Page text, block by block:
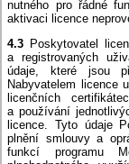
nutného pro řádné
aktivaci licence
4.3 Poskytovatel
a registrovaných
údaje, které jsou
Nabyvatelem licence
licenčních
a používání
licence. Tyto údaje
plnění smlouvy a
funkcí programu